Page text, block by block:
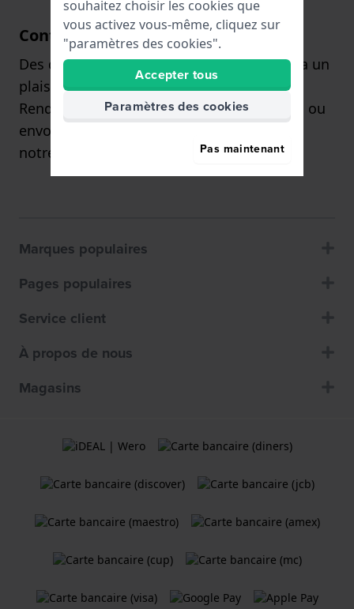
Contact
Des questions ? Notre service client se fera un
plaisir de vous aider !
Rendez-vous sur notre page de contact
, ou
envoyez-nous une demande via
notre
formulaire de contact.
Marques populaires
Pages populaires
Service client
À propos de nous
Magasins
souhaitez choisir les cookies que
vous activez vous-même, cliquez sur
"paramètres des cookies".
Accepter tous
Paramètres des cookies
Pas maintenant